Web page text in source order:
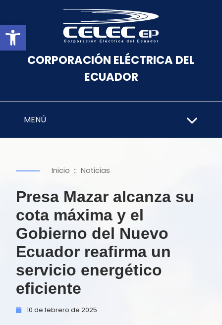
Abrir barra de herramientas
CORPORACIÓN ELÉCTRICA DEL
ECUADOR
MENÚ
Inicio :: Noticias
Presa Mazar alcanza su
cota máxima y el
Gobierno del Nuevo
Ecuador reafirma un
servicio energético
eficiente
10 de febrero de 2025